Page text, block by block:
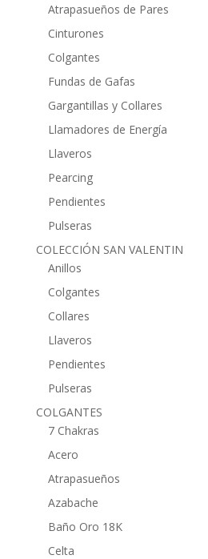
Atrapasueños de Pares
Cinturones
Colgantes
Fundas de Gafas
Gargantillas y Collares
Llamadores de Energía
Llaveros
Pearcing
Pendientes
Pulseras
COLECCIÓN SAN VALENTIN
Anillos
Colgantes
Collares
Llaveros
Pendientes
Pulseras
COLGANTES
7 Chakras
Acero
Atrapasueños
Azabache
Baño Oro 18K
Celta